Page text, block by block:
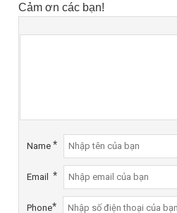
Cảm ơn các bạn!
Name *
Email *
Phone*